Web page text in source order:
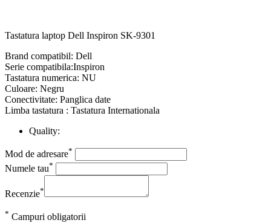
Tastatura laptop Dell Inspiron SK-9301
Brand compatibil: Dell
Serie compatibila:Inspiron
Tastatura numerica: NU
Culoare: Negru
Conectivitate: Panglica date
Limba tastatura : Tastatura Internationala
Quality:
Mod de adresare*
Numele tau*
Recenzie*
* Campuri obligatorii